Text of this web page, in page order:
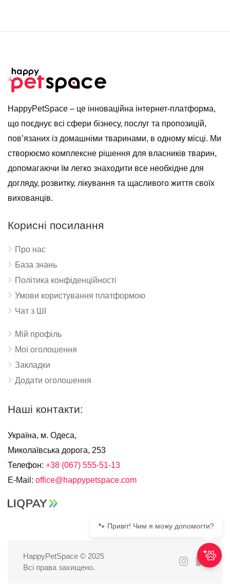
HappyPetSpace – це інноваційна інтернет-платформа,
що поєднує всі сфери бізнесу, послуг та пропозицій,
пов’язаних із домашніми тваринами, в одному місці. Ми
створюємо комплексне рішення для власників тварин,
допомагаючи їм легко знаходити все необхідне для
догляду, розвитку, лікування та щасливого життя своїх
вихованців.
Корисні посилання
Про нас
База знань
Політика конфіденційності
Умови користування платформою
Чат з ШІ
Мій профіль
Мої оголошення
Закладки
Додати оголошення
Наші контакти:
Україна, м. Одеса,
Миколаївська дорога, 253
Телефон: +38 (067) 555-51-13
E-Mail: office@happypetspace.com
HappyPetSpace © 2025
Всі права захищено.
🐾 Привіт! Чим я можу допомогти?